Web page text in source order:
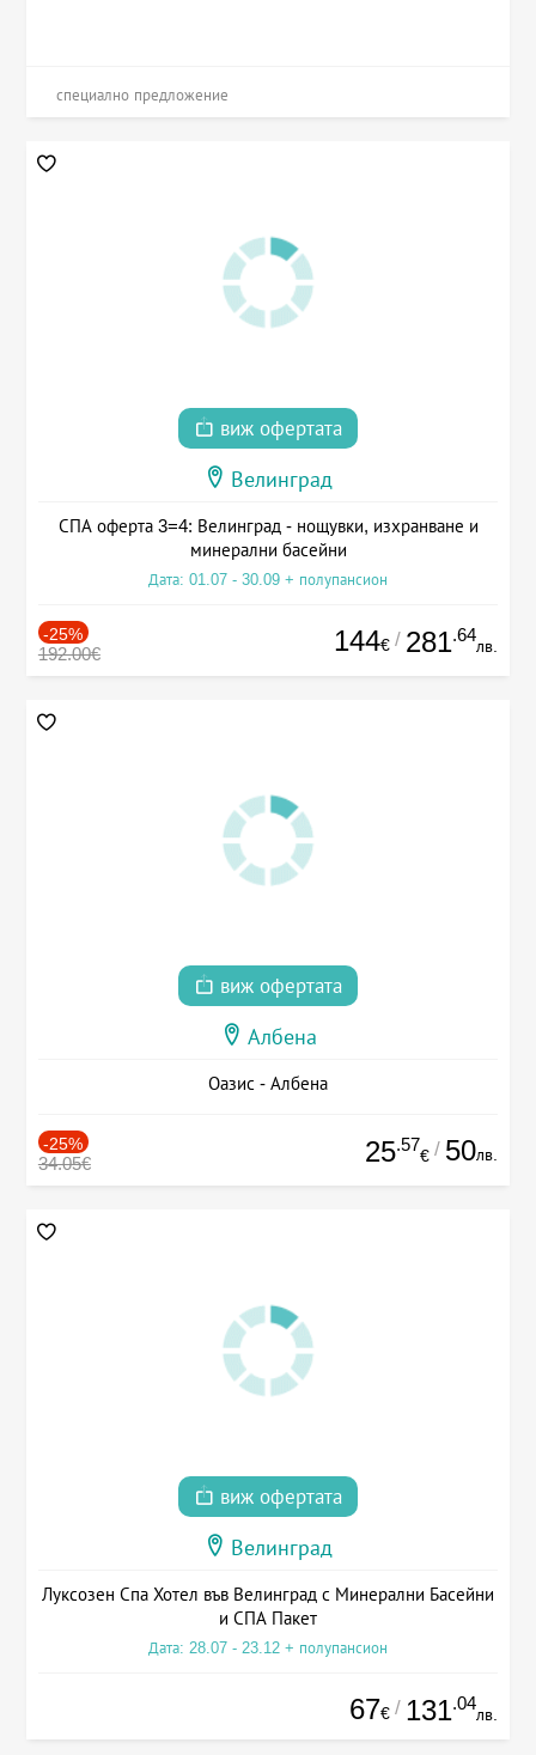
специално предложение
виж офертата
Велинград
СПА оферта 3=4: Велинград - нощувки, изхранване и
минерални басейни
Дата: 01.07 - 30.09 + полупансион
-25%
192.00€ 144€ / 281.64
лв.
виж офертата
Албена
Оазис - Албена
-25%
34.05€ 25.57
€ / 50лв.
виж офертата
Велинград
Луксозен Спа Хотел във Велинград с Минерални Басейни
и СПА Пакет
Дата: 28.07 - 23.12 + полупансион
67€ / 131.04
лв.